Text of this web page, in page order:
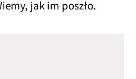
jak im poszło.